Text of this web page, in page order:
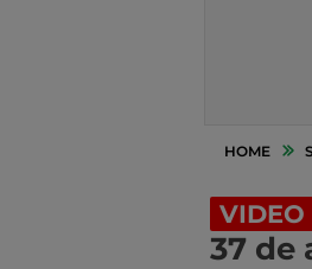
HOME
VIDEO
37 de